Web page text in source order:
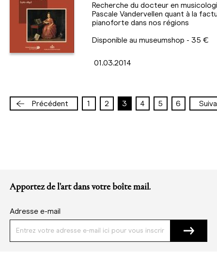
Recherche du docteur en
Pascale Vandervellen quant à la
pianoforte dans nos régions
Disponible au museumshop - 35 €
01.03.2014
Précédent
Page
1
Page
2
Page
3
Page
4
Page
5
Page
6
Apportez de l'art dans votre boîte mail.
Adresse e-mail